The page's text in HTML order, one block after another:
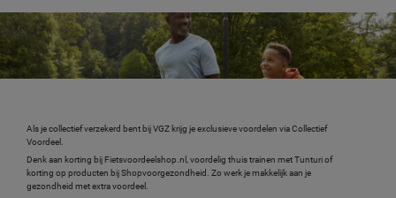
v
i
g
a
i
Als je collectief verzekerd bent bij VGZ krijg je exclusieve voordelen via Collectief
Voordeel.
Denk aan korting bij Fietsvoordeelshop.nl, voordelig thuis trainen met Tunturi of
korting op producten bij Shopvoorgezondheid. Zo werk je makkelijk aan je
gezondheid met extra voordeel.